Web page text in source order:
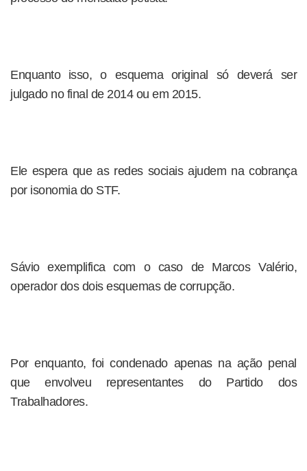
Enquanto isso, o esquema original só deverá ser
julgado no final de 2014 ou em 2015.
Ele espera que as redes sociais ajudem na cobrança
por isonomia do STF.
Sávio exemplifica com o caso de Marcos Valério,
operador dos dois esquemas de corrupção.
Por enquanto, foi condenado apenas na ação penal
que envolveu representantes do Partido dos
Trabalhadores.